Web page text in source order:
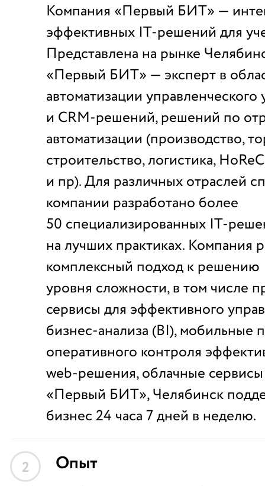
Компания «Первый БИТ» —
эффективных IT-решений для
Представлена на рынке
«Первый БИТ» — эксперт в
автоматизации управленческого
и CRM-решений, решений по
автоматизации (производство,
строительство, логистика,
и пр). Для различных отраслей
компании разработано более
50 специализированных IT-
на лучших практиках. Компания
комплексный подход к решению
уровня сложности, в том числе
сервисы для эффективного
бизнес-анализа (BI), мобильные
оперативного контроля
web-решения, облачные
«Первый БИТ», Челябинск
бизнес 24 часа 7 дней в неделю.
2 Опыт